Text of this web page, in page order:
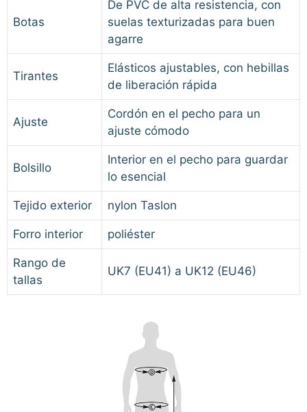
Botas
De PVC de alta resistencia, con
suelas texturizadas para buen
agarre
Tirantes
Elásticos ajustables, con hebillas
de liberación rápida
Ajuste
Cordón en el pecho para un
ajuste cómodo
Bolsillo
Interior en el pecho para guardar
lo esencial
Tejido exterior nylon Taslon
Forro interior poliéster
Rango de
tallas
UK7 (EU41) a UK12 (EU46)